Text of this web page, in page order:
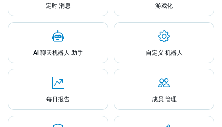
定时 消息 游戏化
AI 聊天机器人 助手 自定义 机器人
每日报告 成员 管理